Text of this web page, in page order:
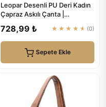
Leopar Desenli PU Deri Kadın
Çapraz Askılı Çanta |
728,99 ₺ ★★★★★ (0)
Sepete Ekle